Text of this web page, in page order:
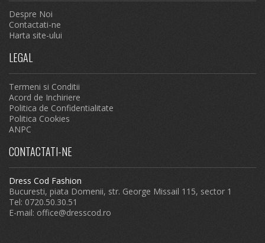
Despre Noi
Contactati-ne
Harta site-ului
LEGAL
Termeni si Conditii
Acord de Inchiriere
Politica de Confidentialitate
Politica Cookies
ANPC
CONTACTATI-NE
Dress Cod Fashion
Bucuresti, piata Domenii, str. George Missail 115, sector 1
Tel: 0720.50.30.51
E-mail: office@dresscod.ro